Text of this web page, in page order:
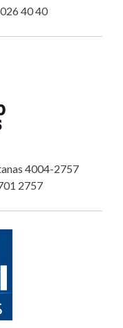
40 40
4004-2757
2757